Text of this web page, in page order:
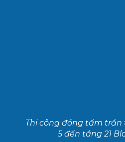
Thi công đóng tấm
5 đến tầng 21